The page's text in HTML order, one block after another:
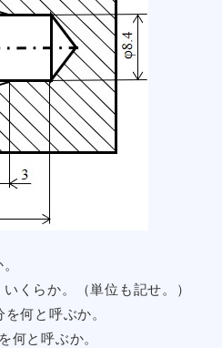
くらか。（単位も記せ。）
何と呼ぶか。
何と呼ぶか。